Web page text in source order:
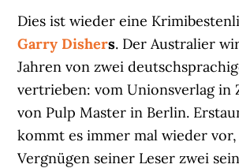
Dies ist wieder eine
Garry Dishers. Der Australier
Jahren von zwei
vertrieben: vom Unionsverlag in
von Pulp Master in Berlin.
kommt es immer mal wieder vor,
Vergnügen seiner Leser zwei